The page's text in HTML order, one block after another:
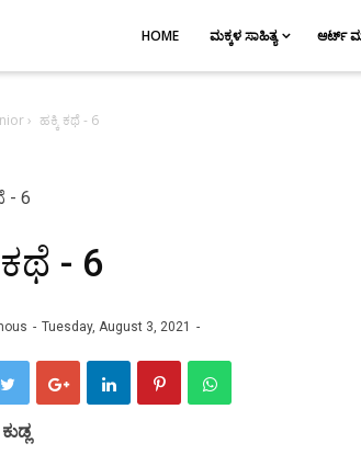
HOME ಮಕ್ಕಳ ಸಾಹಿತ್ಯ ಆರ್ಟ್
› ಹಕ್ಕಿ ಕಥೆ - 6
- 6
Tuesday, August 3, 2021